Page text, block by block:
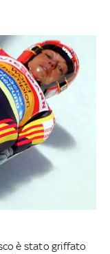
è stato griffato